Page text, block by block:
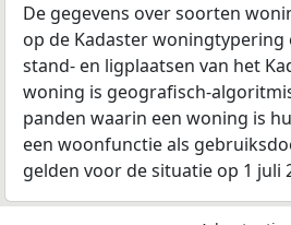
De gegevens over soorten
op de Kadaster woningtypering
stand- en ligplaatsen van het
woning is geografisch-
panden waarin een woning is
een woonfunctie als
gelden voor de situatie op 1 juli